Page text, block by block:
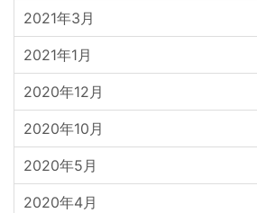
2021年3月
2021年1月
2020年12月
2020年10月
2020年5月
2020年4月